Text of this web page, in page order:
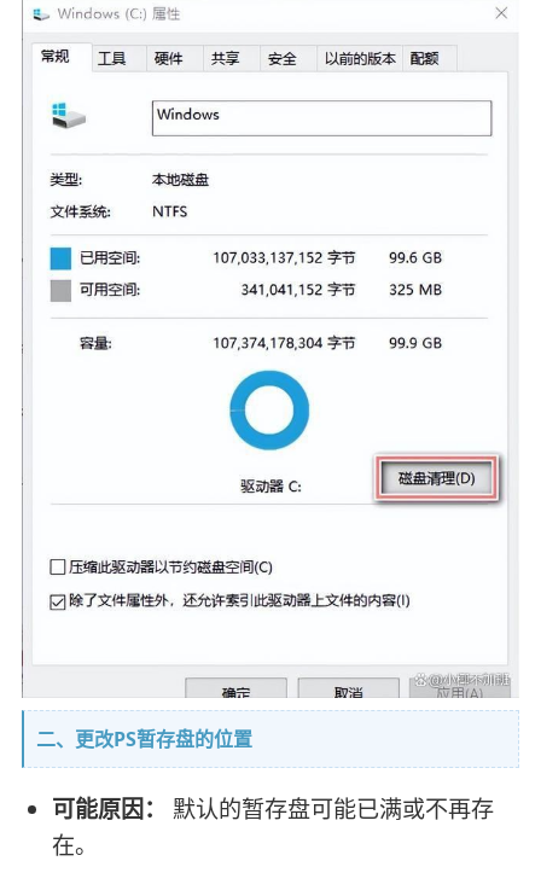
二、更改PS暂存盘的位置
可能原因：
默认的暂存盘可能已满或不再存
在。